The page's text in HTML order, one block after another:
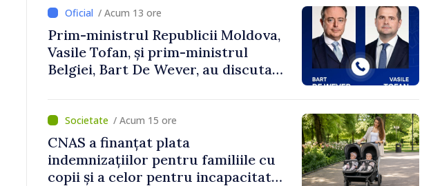
/ Acum 13 ore
Prim-ministrul Republicii Moldova,
Vasile Tofan, și prim-ministrul
Belgiei, Bart De Wever, au discutat
/ Acum 15 ore
CNAS a finanțat plata
indemnizațiilor pentru familiile cu
copii și a celor pentru incapacitate